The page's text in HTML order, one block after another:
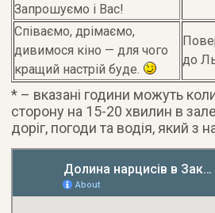
Запрошуємо і Вас!
Співаємо, дрімаємо,
дивимося кіно — для чого
кращий настрій буде.
до
* – вказані години можуть
сторону на 15-20 хвилин в
доріг, погоди та водія, який з